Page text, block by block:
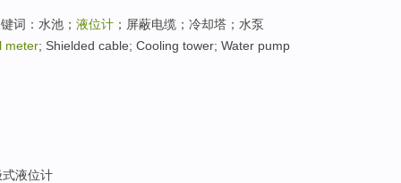
词：水池； 液位计 ；屏蔽电缆；冷却塔；水泵
meter; Shielded cable; Cooling tower; Water pump
液位计